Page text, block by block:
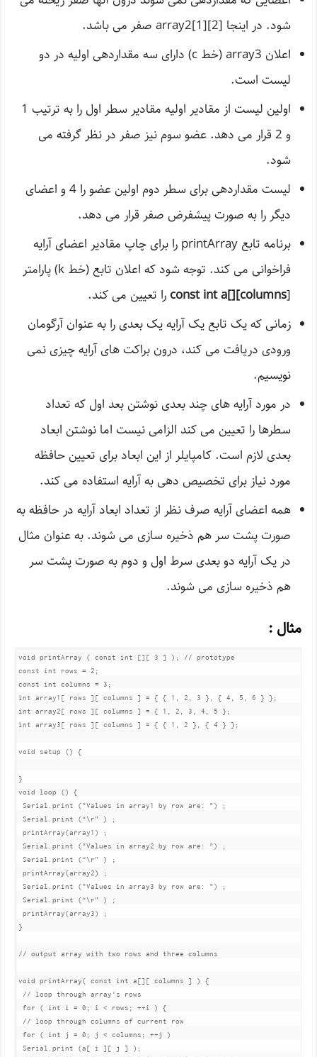
شود. در اینجا [array2[1][2 صفر می باشد.
اعلان array3 (خط c) دارای سه مقداردهی اولیه در دو
لیست است.
اولین لیست از مقادیر اولیه مقادیر سطر اول را به ترتیب 1
و 2 قرار می دهد. عضو سوم نیز صفر در نظر گرفته می
شود.
لیست مقداردهی برای سطر دوم اولین عضو را 4 و اعضای
دیگر را به صورت پیشفرض صفر قرار می دهد.
برنامه تابع printArray را برای چاپ مقادیر اعضای آرایه
فراخوانی می کند. توجه شود که اعلان تابع (خط k) پارامتر
[
const int a[][columns را تعیین می کند.
زمانی که یک تابع یک آرایه یک بعدی را به عنوان آرگومان
ورودی دریافت می کند، درون براکت های آرایه چیزی نمی
نویسیم.
در مورد آرایه های چند بعدی نوشتن بعد اول که تعداد
سطرها را تعیین می کند الزامی نیست اما نوشتن ابعاد
بعدی لازم است. کامپایلر از این ابعاد برای تعیین حافظه
مورد نیاز برای تخصیص دهی به آرایه استفاده می کند.
همه اعضای آرایه صرف نظر از تعداد ابعاد آرایه در حافظه به
صورت پشت سر هم ذخیره سازی می شوند. به عنوان مثال
در یک آرایه دو بعدی سرط اول و دوم به صورت پشت سر
هم ذخیره سازی می شوند.
مثال :
void printArray ( const int [][ 3 ] ); // prototype
const int rows = 2;
const int columns = 3;
int array1[ rows ][ columns ] = { { 1, 2, 3 }, { 4, 5, 6 } };
int array2[ rows ][ columns ] = { 1, 2, 3, 4, 5 };
int array3[ rows ][ columns ] = { { 1, 2 }, { 4 } };
void setup () {
}
void loop () {
Serial.print ("Values in array1 by row are: ") ;
Serial.print (“\r” ) ;
printArray(array1) ;
Serial.print ("Values in array2 by row are: ") ;
Serial.print (“\r” ) ;
printArray(array2) ;
Serial.print ("Values in array3 by row are: ") ;
Serial.print (“\r” ) ;
printArray(array3) ;
}
// output array with two rows and three columns
void printArray( const int a[][ columns ] ) {
// loop through array's rows
for ( int i = 0; i < rows; ++i ) {
// loop through columns of current row
for ( int j = 0; j < columns; ++j )
Serial.print (a[ i ][ j ] );